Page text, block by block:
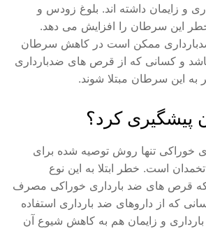
و زایمان داشته ‌اند. بلوغ زودس و
این سرطان را افزایش می ‌دهد.
ممکن است در کاهش سرطان
و کسانی که از قرص‌ های ضدبارداری
به این سرطان مبتلا شوند.
پیشگیری کرد؟
خوراکی تنها روش توصیه شده برای
است. خطر ابتلا به این نوع
که قرص ‌های ضد بارداری خوراکی مصرف
که از داروهای ضد بارداری استفاده
و زایمان هم به کاهش شیوع آن